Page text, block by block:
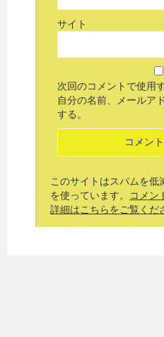
サイト
次回のコメントで使用
自分の名前、メールア
する。
このサイトはスパムを低
を使っています。
コメン
詳細はこちらをご覧くだ